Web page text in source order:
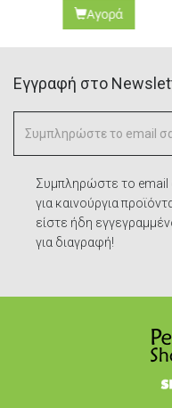
Αγορά
Eγγραφή στο
Συμπληρώστε το email
για καινούργια
είστε ήδη
για διαγραφή!